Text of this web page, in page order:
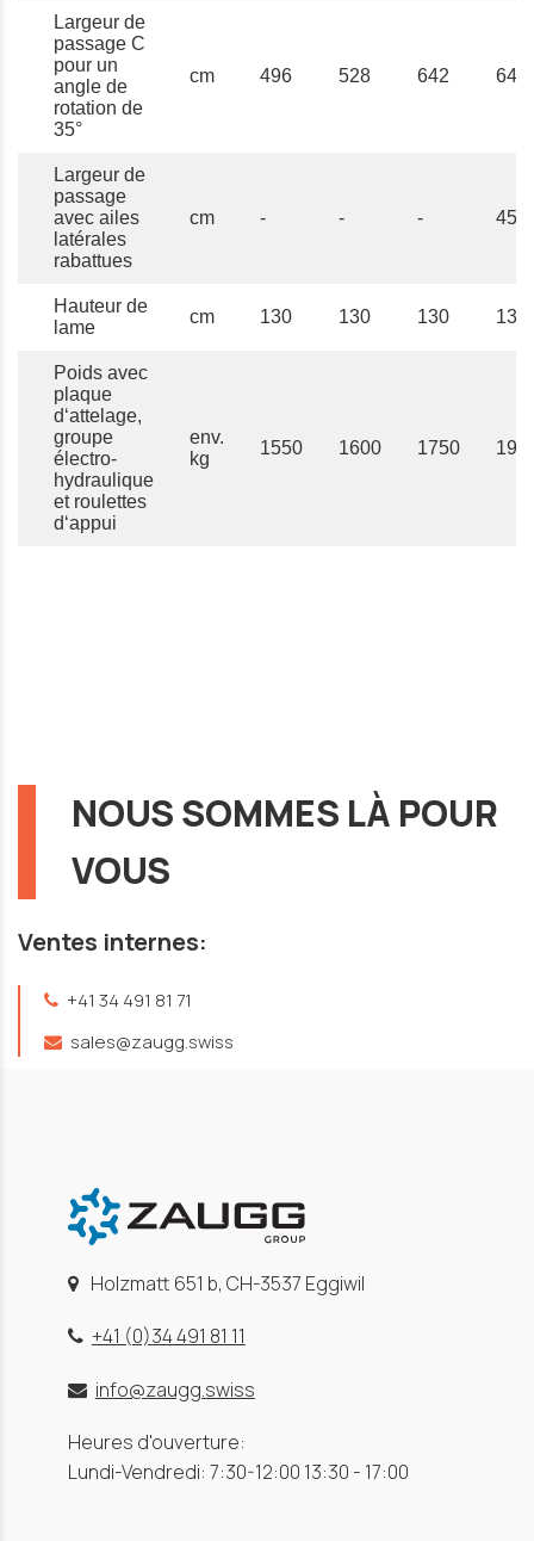
Largeur de
passage C
pour un
angle de
rotation de
35°
cm 496 528 642 642
Largeur de
passage
avec ailes
latérales
rabattues
cm - - - 450
Hauteur de
lame
cm 130 130 130 130
Poids avec
plaque
d‘attelage,
groupe
électro-
hydraulique
et roulettes
d‘appui
env.
kg
1550 1600 1750
NOUS SOMMES LÀ POUR
VOUS
Ventes internes:
+41 34 491 81 71
sales@zaugg.swiss
Holzmatt 651 b, CH-3537 Eggiwil
+41 (0)34 491 81 11
info@zaugg.swiss
Heures d'ouverture:
Lundi-Vendredi: 7:30-12:00 13:30 - 17:00